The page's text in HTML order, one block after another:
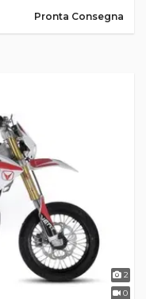
Pronta Consegna
2
0